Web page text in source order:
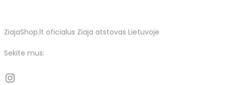
ZiajaShop.lt oficialus Ziaja atstovas Lietuvoje
Sekite mus:
Instagram